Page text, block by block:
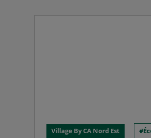
Village By CA Nord Est